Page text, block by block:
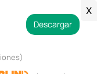
Descargar
X